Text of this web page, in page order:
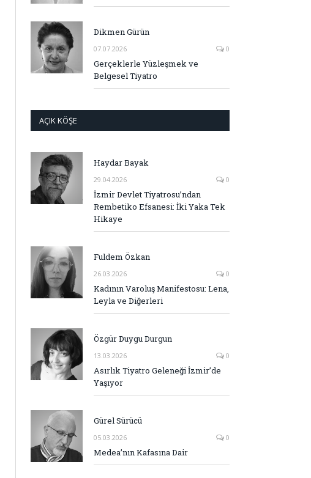
Dikmen Gürün
07.07.2026 0
Gerçeklerle Yüzleşmek ve
Belgesel Tiyatro
AÇIK KÖŞE
Haydar Bayak
29.04.2026 0
İzmir Devlet Tiyatrosu’ndan
Rembetiko Efsanesi: İki Yaka Tek
Hikaye
Fuldem Özkan
26.03.2026 0
Kadının Varoluş Manifestosu: Lena,
Leyla ve Diğerleri
Özgür Duygu Durgun
13.03.2026 0
Asırlık Tiyatro Geleneği İzmir’de
Yaşıyor
Gürel Sürücü
05.03.2026 0
Medea’nın Kafasına Dair